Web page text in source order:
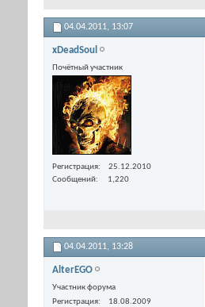
04.04.2011, 13:07
xDeadSoul
Почётный участник
Регистрация
25.12.2010
Сообщений
1,220
04.04.2011, 13:28
AlterEGO
Участник форума
Регистрация
18.08.2009